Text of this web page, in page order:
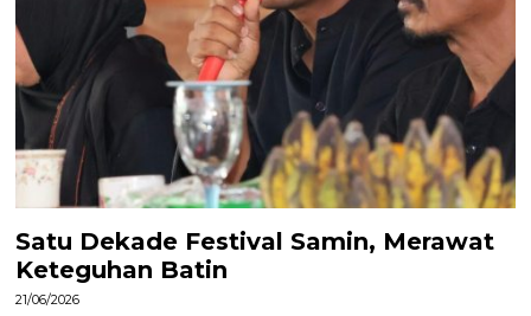
Satu Dekade Festival Samin, Merawat
Keteguhan Batin
21/06/2026